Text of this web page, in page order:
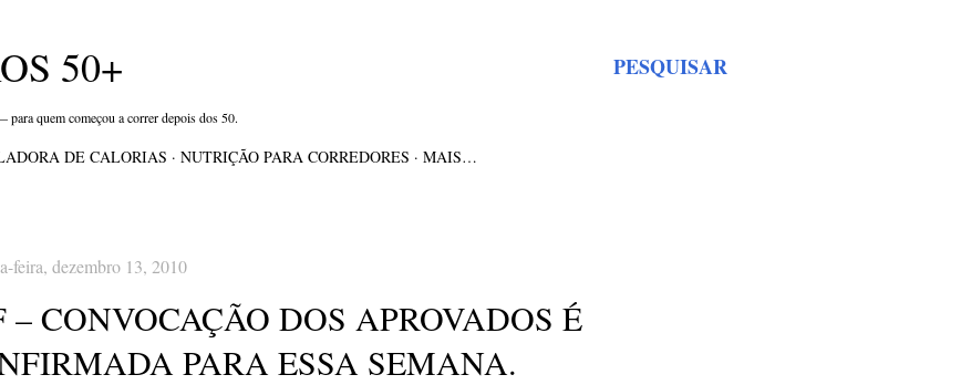
PESQUISAR
50+
quem começou a correr depois dos 50.
DE CALORIAS NUTRIÇÃO PARA CORREDORES MAIS…
feira, dezembro 13, 2010
– CONVOCAÇÃO DOS APROVADOS É
PARA ESSA SEMANA.